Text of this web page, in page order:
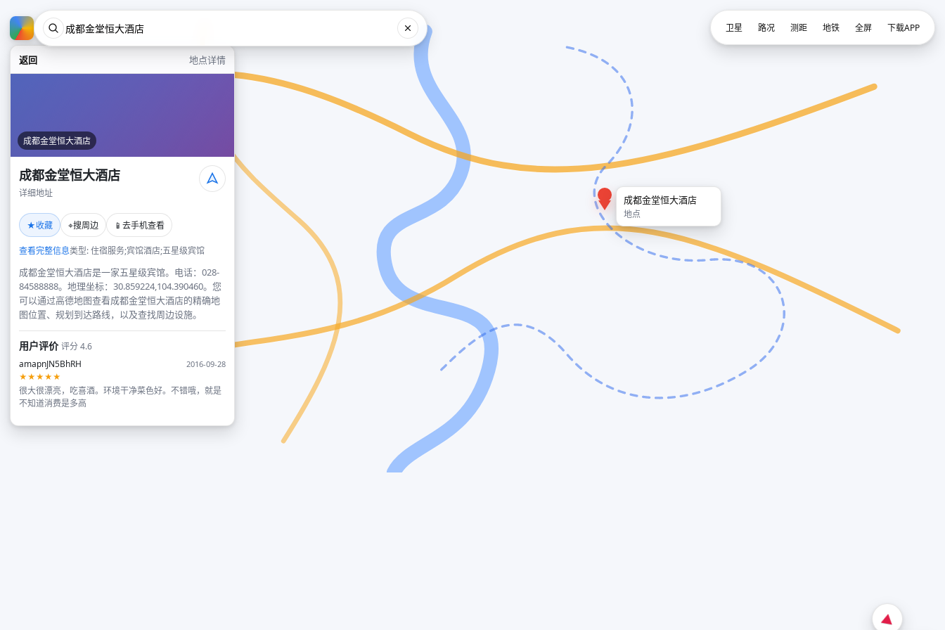
返回 地点详情
成都金堂恒大酒店
成都金堂恒大酒店
详细地址
★收藏 ⌖搜周边 📱 去手机查看
查看完整信息类型: 住宿服务;宾馆酒店;五星级宾馆
成都金堂恒大酒店是一家五星级宾馆。电话：028-
84588888。地理坐标：30.859224,104.390460。您
可以通过高德地图查看成都金堂恒大酒店的精确地
图位置、规划到达路线，以及查找周边设施。
用户评价评分 4.6
amapnJN5BhRH
2016-09-28
★★★★★
很大很漂亮，吃喜酒。环境干净菜色好。不错哦，就是
不知道消费是多高
成都金堂恒大酒店
地点
卫星 路况 测距 地铁 全屏 下载APP